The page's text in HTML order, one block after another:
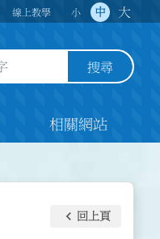
線上教學 小 中 大
搜尋
相關網站
keyboard_arrow_left 回上頁